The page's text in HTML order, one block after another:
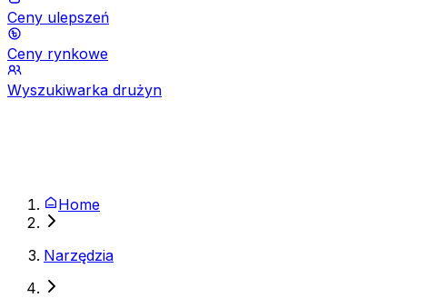
Ceny ulepszeń
Ceny rynkowe
Wyszukiwarka drużyn
Home
Narzędzia